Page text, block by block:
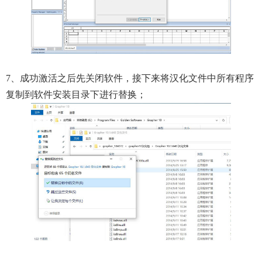
7、成功激活之后先关闭软件，接下来将汉化文件中所有程序
复制到软件安装目录下进行替换；